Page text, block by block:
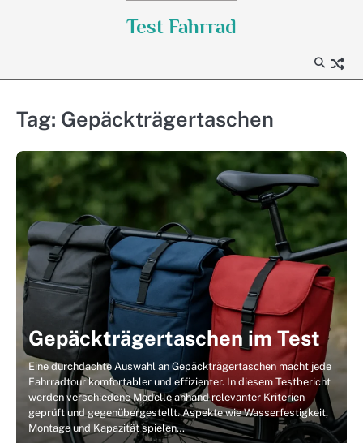
Test Fahrrad
Tag: Gepäckträgertaschen
Gepäckträgertaschen im Test
Eine durchdachte Auswahl an Gepäckträgertaschen macht jede
Fahrradtour komfortabler und effizienter. In diesem Testbericht
werden verschiedene Modelle anhand relevanter Kriterien
geprüft und gegenübergestellt. Aspekte wie Wasserfestigkeit,
Montage und Kapazität spielen…